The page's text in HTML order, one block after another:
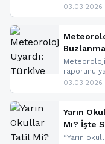
oluyor.
03.03.2026
raporunu
ve don
yapıldı.
03.03.2026
Yarın
Mı? İşte
“Yarın